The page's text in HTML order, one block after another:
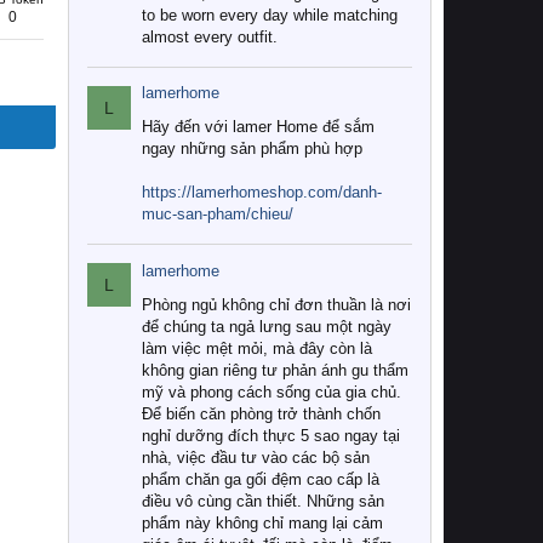
0
to be worn every day while matching
almost every outfit.
L
lamerhome
Hãy đến với lamer Home để sắm
ngay những sản phẩm phù hợp
https://lamerhomeshop.com/danh-
muc-san-pham/chieu/
L
lamerhome
Phòng ngủ không chỉ đơn thuần là nơi
để chúng ta ngả lưng sau một ngày
làm việc mệt mỏi, mà đây còn là
không gian riêng tư phản ánh gu thẩm
mỹ và phong cách sống của gia chủ.
Để biến căn phòng trở thành chốn
nghỉ dưỡng đích thực 5 sao ngay tại
nhà, việc đầu tư vào các bộ sản
phẩm chăn ga gối đệm cao cấp là
điều vô cùng cần thiết. Những sản
phẩm này không chỉ mang lại cảm